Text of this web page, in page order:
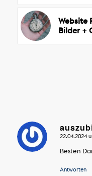
Website
Bilder +
sagte:
22.04.2024
Besten
Antworten